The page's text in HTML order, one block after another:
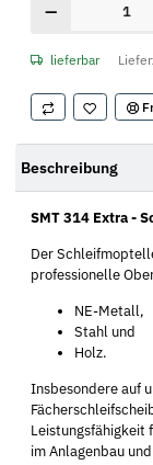
lieferbar
Beschreibung
SMT 314 Extra -
Der
professionelle
NE-Metall,
Stahl und
Holz.
Insbesondere auf
Leistungsfähigkeit
im Anlagenbau